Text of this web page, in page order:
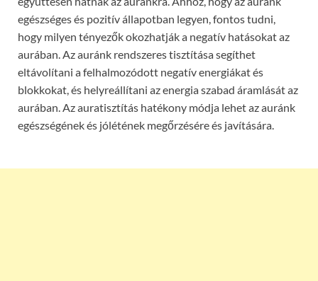
egészséges és pozitív állapotban legyen, fontos tudni,
hogy milyen tényezők okozhatják a negatív hatásokat az
aurában. Az auránk rendszeres tisztítása segíthet
eltávolítani a felhalmozódott negatív energiákat és
blokkokat, és helyreállítani az energia szabad áramlását az
aurában. Az auratisztítás hatékony módja lehet az auránk
egészségének és jólétének megőrzésére és javítására.